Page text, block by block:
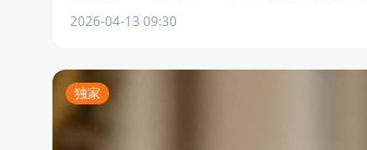
2026-04-13 09:30
独家